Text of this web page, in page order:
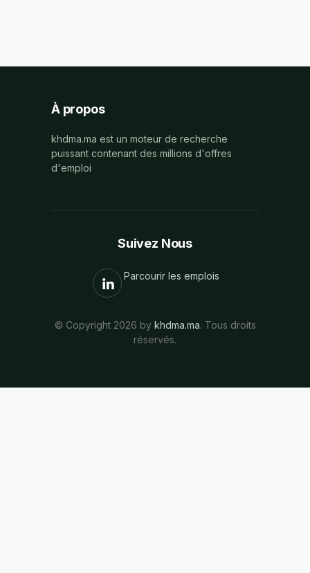
À propos
khdma.ma est un moteur de recherche
puissant contenant des millions d'offres
d'emploi
Suivez Nous
Parcourir les emplois
© Copyright 2026 by khdma.ma. Tous droits
réservés.